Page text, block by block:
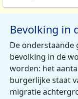
Bevolking in
De
bevolking in de
worden: het
burgerlijke staat
migratie